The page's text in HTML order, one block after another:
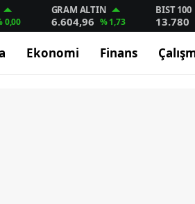
0,00
GRAM ALTIN
6.604,96 % 1,73
BIST 100
13.780
Ekonomi Finans